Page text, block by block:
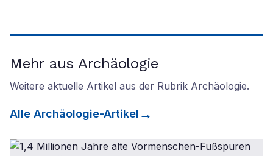
Mehr aus Archäologie
Weitere aktuelle Artikel aus der Rubrik Archäologie.
Alle Archäologie-Artikel